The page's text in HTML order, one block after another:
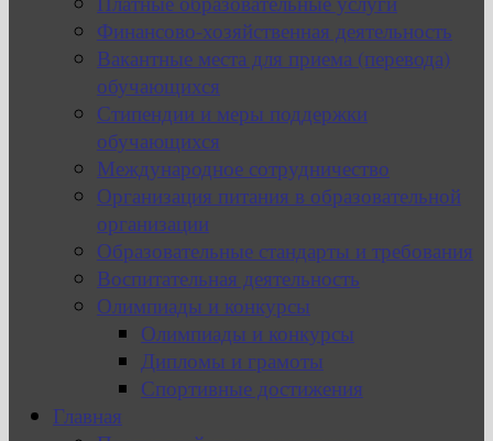
Финансово-хозяйственная деятельность
Вакантные места для приема (перевода)
обучающихся
Стипендии и меры поддержки
обучающихся
Международное сотрудничество
Организация питания в образовательной
организации
Образовательные стандарты и требования
Воспитательная деятельность
Олимпиады и конкурсы
Олимпиады и конкурсы
Дипломы и грамоты
Спортивные достижения
Главная